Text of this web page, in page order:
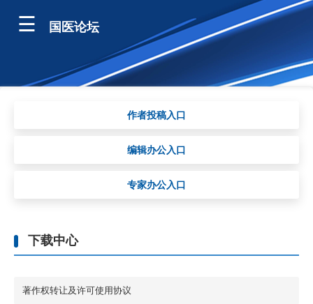
国医论坛
作者投稿入口
编辑办公入口
专家办公入口
下载中心
著作权转让及许可使用协议